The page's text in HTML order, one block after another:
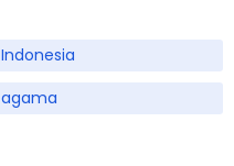
Indonesia
agama